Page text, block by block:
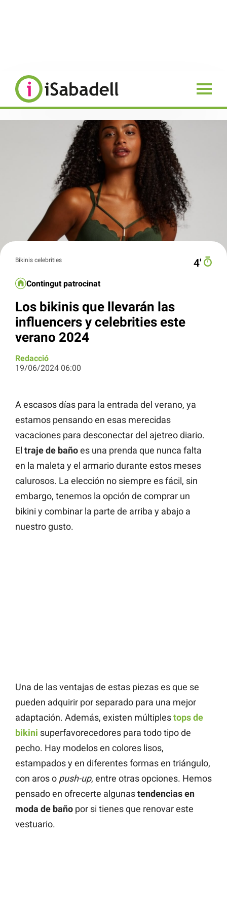
Bikinis celebrities 4′
Contingut patrocinat
Los bikinis que llevarán las
influencers y celebrities este
verano 2024
Redacció
19/06/2024 06:00
A escasos días para la entrada del verano, ya
estamos pensando en esas merecidas
vacaciones para desconectar del ajetreo diario.
El traje de bañoes una prenda que nunca falta
en la maleta y el armario durante estos meses
calurosos. La elección no siempre es fácil, sin
embargo, tenemos la opción de comprar un
bikini y combinar la parte de arriba y abajo a
nuestro gusto.
Una de las ventajas de estas piezas es que se
pueden adquirir por separado para una mejor
adaptación. Además, existen múltiplestops de
bikini superfavorecedores para todo tipo de
pecho. Hay modelos en colores lisos,
estampados y en diferentes formas en triángulo,
con aros o push-up, entre otras opciones. Hemos
pensado en ofrecerte algunastendencias en
moda de baño por si tienes que renovar este
vestuario.